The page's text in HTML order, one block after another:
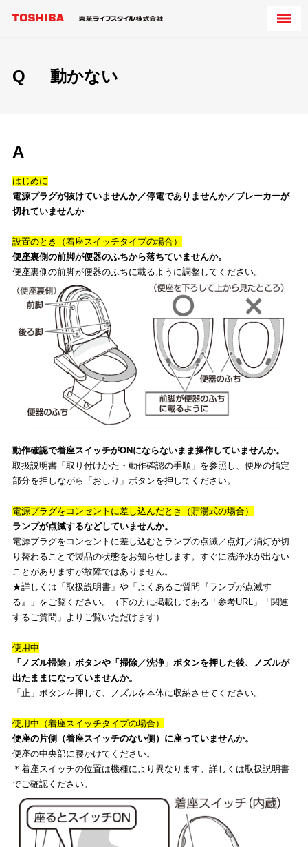
Q 動かない
A
はじめに
電源プラグが抜けていませんか／停電でありませんか／ブレーカーが
切れていませんか
設置のとき（着座スイッチタイプの場合）
便座裏側の前脚が便器のふちから落ちていませんか。
便座裏側の前脚が便器のふちに載るように調整してください。
動作確認で着座スイッチがONにならないまま操作していませんか。
取扱説明書「取り付けかた・動作確認の手順」を参照し、便座の指定
部分を押しながら「おしり」ボタンを押してください。
電源プラグをコンセントに差し込んだとき（貯湯式の場合）
ランプが点滅するなどしていませんか。
電源プラグをコンセントに差し込むとランプの点滅／点灯／消灯が切
り替わることで製品の状態をお知らせします。すぐに洗浄水が出ない
ことがありますが故障ではありません。
★詳しくは「取扱説明書」や「よくあるご質問『ランプが点滅す
る』」をご覧ください。（下の方に掲載してある「参考URL」「関連
するご質問」よりご覧いただけます）
使用中
「ノズル掃除」ボタンや「掃除／洗浄」ボタンを押した後、ノズルが
出たままになっていませんか。
「止」ボタンを押して、ノズルを本体に収納させてください。
使用中（着座スイッチタイプの場合）
便座の片側（着座スイッチのない側）に座っていませんか。
便座の中央部に腰かけてください。
＊着座スイッチの位置は機種により異なります。詳しくは取扱説明書
でご確認ください。